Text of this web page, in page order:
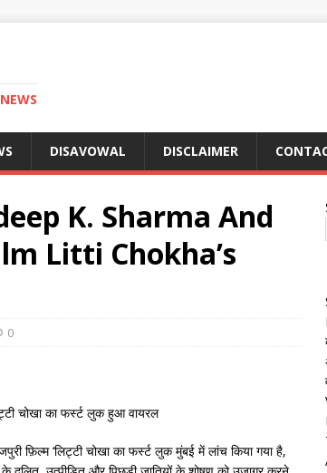
DISAVOWAL DISCLAIMER
K. Sharma And
Litti Chokha’s
0
चोखा का फर्स्ट लुक हुआ वायरल
फ़िल्म ‘लिट्टी चोखा का फर्स्ट लुक मुंबई में लांच किया गया है,